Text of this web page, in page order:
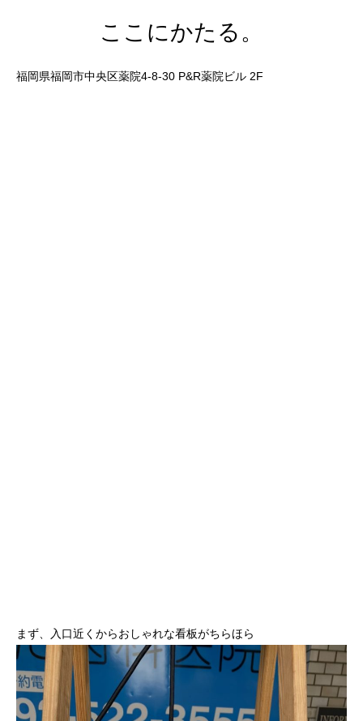
ここにかたる。
福岡県福岡市中央区薬院4-8-30 P&R薬院ビル 2F
まず、入口近くからおしゃれな看板がちらほら